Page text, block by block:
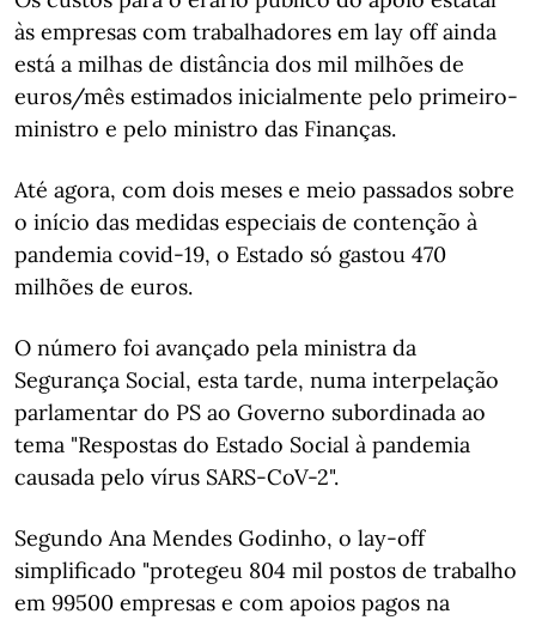
às empresas com trabalhadores em lay off ainda
está a milhas de distância dos mil milhões de
euros/mês estimados inicialmente pelo primeiro-
ministro e pelo ministro das Finanças.
Até agora, com dois meses e meio passados sobre
o início das medidas especiais de contenção à
pandemia covid-19, o Estado só gastou 470
milhões de euros.
O número foi avançado pela ministra da
Segurança Social, esta tarde, numa interpelação
parlamentar do PS ao Governo subordinada ao
tema "Respostas do Estado Social à pandemia
causada pelo vírus SARS-CoV-2".
Segundo Ana Mendes Godinho, o lay-off
simplificado "protegeu 804 mil postos de trabalho
em 99500 empresas e com apoios pagos na